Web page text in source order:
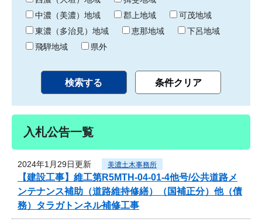
中濃（美濃）地域
郡上地域
可茂地域
東濃（多治見）地域
恵那地域
下呂地域
飛騨地域
県外
入札公告一覧
2024年1月29日更新 美濃土木事務所
【建設工事】維工第R5MTH-04-01-4他号/公共道路メ
ンテナンス補助（道路維持修繕）（国補正分）他（債
務）タラガトンネル補修工事